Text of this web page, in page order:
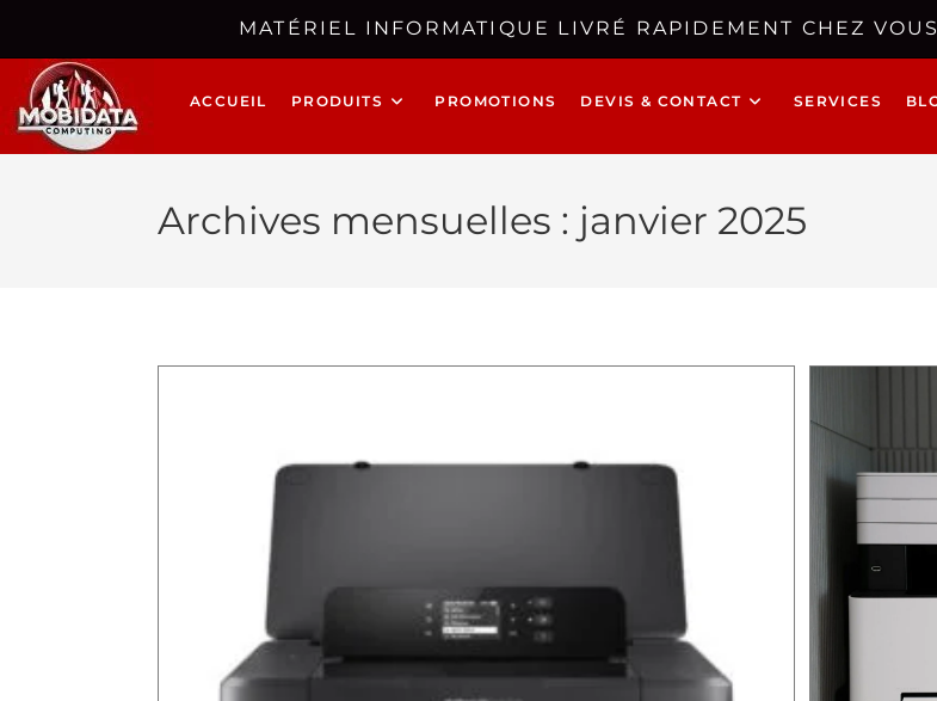
MATÉRIEL INFORMATIQUE LIVRÉ RAPIDEMENT CHEZ
ACCUEIL PRODUITS PROMOTIONS DEVIS & CONTACT SERVICES
Archives mensuelles : janvier 2025